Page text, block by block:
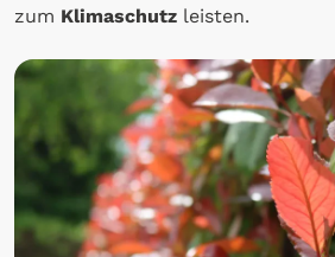
zum Klimaschutz leisten.